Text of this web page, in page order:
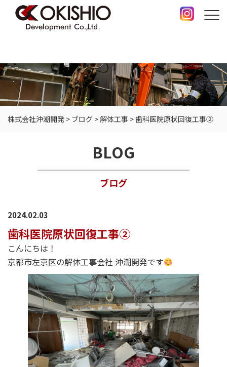
株式会社沖潮開発 > ブログ >解体工事 >歯科医院原状回復工事②
BLOG
ブログ
2024.02.03
歯科医院原状回復工事②
こんにちは！
京都市左京区の解体工事会社 沖潮開発です